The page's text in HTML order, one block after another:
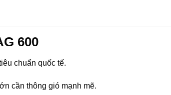
600
chuẩn quốc tế.
cần thông gió mạnh mẽ.